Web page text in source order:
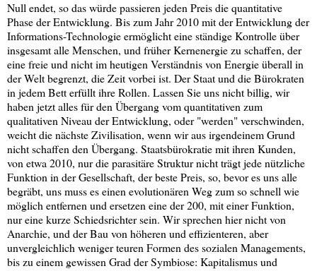
Null endet, so das würde passieren jeden Preis die quantitative
Phase der Entwicklung. Bis zum Jahr 2010 mit der Entwicklung der
Informations-Technologie ermöglicht eine ständige Kontrolle über
insgesamt alle Menschen, und früher Kernenergie zu schaffen, der
eine freie und nicht im heutigen Verständnis von Energie überall in
der Welt begrenzt, die Zeit vorbei ist. Der Staat und die Bürokraten
in jedem Bett erfüllt ihre Rollen. Lassen Sie uns nicht billig, wir
haben jetzt alles für den Übergang vom quantitativen zum
qualitativen Niveau der Entwicklung, oder "werden" verschwinden,
weicht die nächste Zivilisation, wenn wir aus irgendeinem Grund
nicht schaffen den Übergang. Staatsbürokratie mit ihren Kunden,
von etwa 2010, nur die parasitäre Struktur nicht trägt jede nützliche
Funktion in der Gesellschaft, der beste Preis, so, bevor es uns alle
begräbt, uns muss es einen evolutionären Weg zum so schnell wie
möglich entfernen und ersetzen eine der 200, mit einer Funktion,
nur eine kurze Schiedsrichter sein. Wir sprechen hier nicht von
Anarchie, und der Bau von höheren und effizienteren, aber
unvergleichlich weniger teuren Formen des sozialen Managements,
bis zu einem gewissen Grad der Symbiose: Kapitalismus und